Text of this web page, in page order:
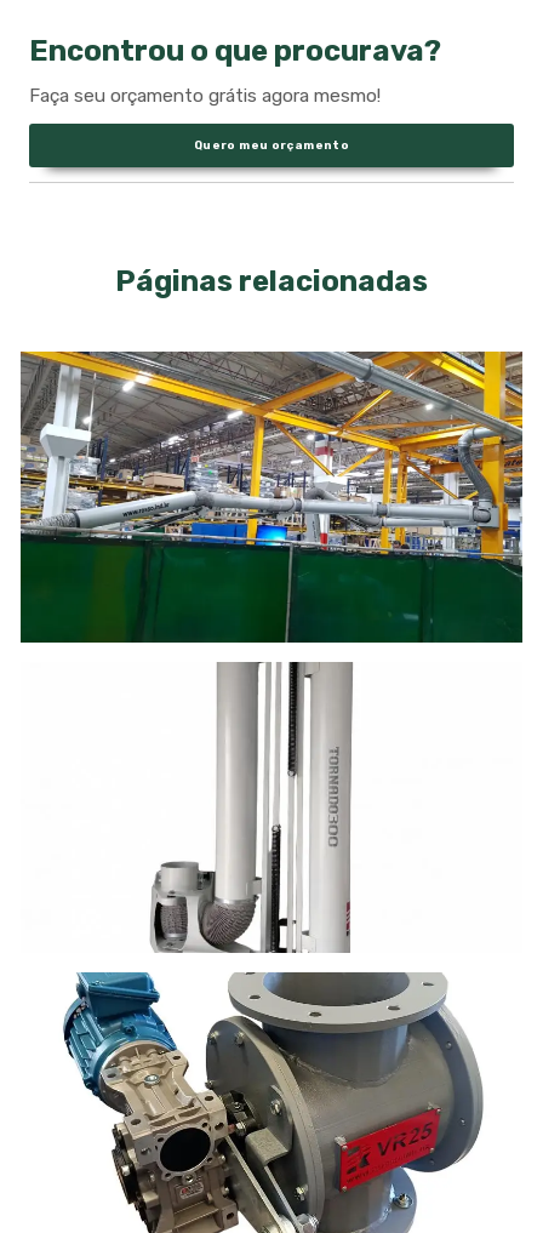
Encontrou o que procurava?
Faça seu orçamento grátis agora mesmo!
Quero meu orçamento
Páginas relacionadas